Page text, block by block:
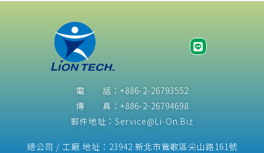
電 話：+886-2-26793552
傳 真：+886-2-26794698
郵件地址：Service@Li-On.Biz
總公司 / 工廠 地址：23942 新北市鶯歌區尖山路161號